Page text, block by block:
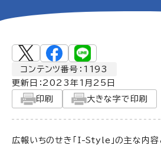
コンテンツ番号：1193
更新日： 2023年1月25日
印刷
大きな字で印刷
広報いちのせき「I-Style」の主な内容